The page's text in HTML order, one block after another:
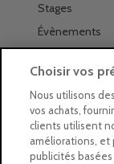
Stages
Évènements
Trouver nos
La newsletter
Feuilleter le
Choisir vos
Nous utilisons
vos achats,
clients utilisent
améliorations, et
publicités